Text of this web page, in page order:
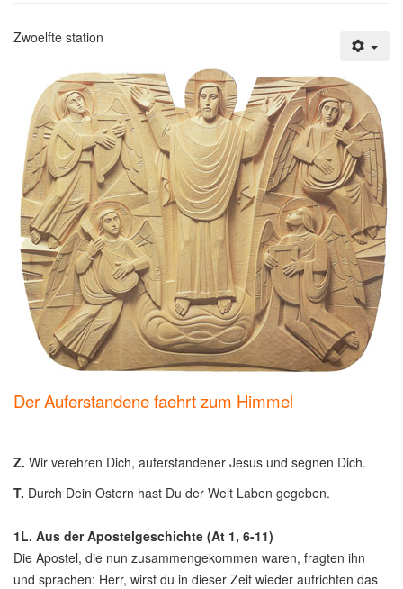
Zwoelfte station
Der Auferstandene faehrt zum Himmel
Z. Wir verehren Dich, auferstandener Jesus und segnen Dich.
T. Durch Dein Ostern hast Du der Welt Laben gegeben.
1L. Aus der Apostelgeschichte (At 1, 6-11)
Die Apostel, die nun zusammengekommen waren, fragten ihn
und sprachen: Herr, wirst du in dieser Zeit wieder aufrichten das